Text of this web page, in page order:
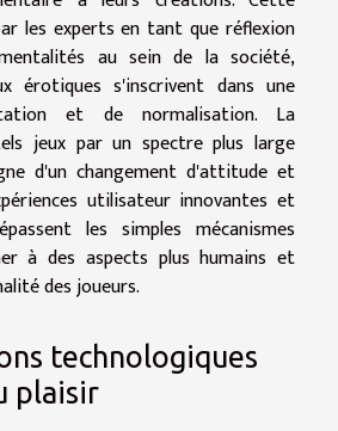
les experts en tant que réflexion
au sein de la société,
érotiques s'inscrivent dans une
et de normalisation. La
jeux par un spectre plus large
d'un changement d'attitude et
utilisateur innovantes et
les simples mécanismes
à des aspects plus humains et
des joueurs.
technologiques
plaisir